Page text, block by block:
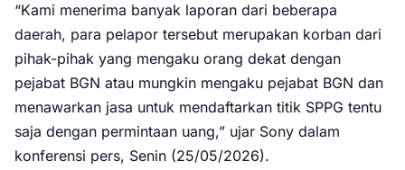
“Kami menerima banyak laporan dari beberapa
daerah, para pelapor tersebut merupakan korban dari
pihak-pihak yang mengaku orang dekat dengan
pejabat BGN atau mungkin mengaku pejabat BGN dan
menawarkan jasa untuk mendaftarkan titik SPPG tentu
saja dengan permintaan uang,” ujar Sony dalam
konferensi pers, Senin (25/05/2026).